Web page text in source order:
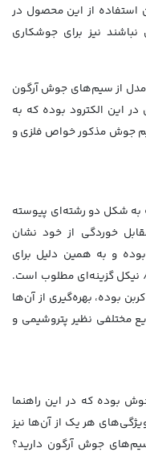
استفاده از این محصول در
نیز برای جوشکاری
مدل از سیم‌های جوش آرگون
این الکترود بوده که به
جوش مذکور خواص فلزی و
به شکل دو رشته‌ای پیوسته
خوردگی از خود نشان
و به همین دلیل برای
نیکل گزینه‌ای مطلوب است.
بوده، بهره‌گیری از آن‌ها
مختلفی نظیر پتروشیمی و
بوده که در این راهنما
هر یک از آن‌ها نیز
جوش آرگون دارید؟